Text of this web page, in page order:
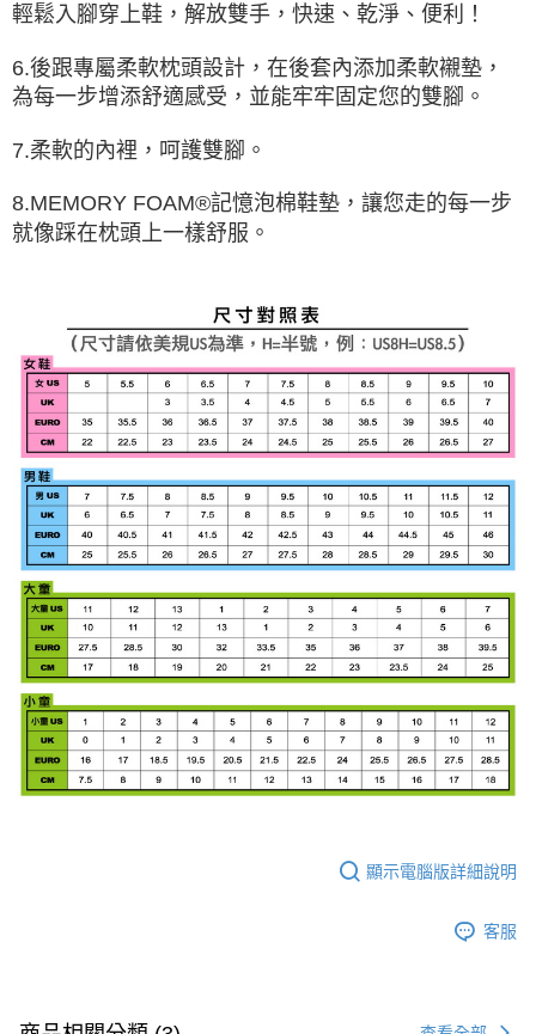
輕鬆入腳穿上鞋，解放雙手，快速、乾淨、便利！
6.後跟專屬柔軟枕頭設計，在後套內添加柔軟襯墊，
為每一步增添舒適感受，並能牢牢固定您的雙腳。
7.柔軟的內裡，呵護雙腳。
8.MEMORY FOAM®記憶泡棉鞋墊，讓您走的每一步
就像踩在枕頭上一樣舒服。
顯示電腦版詳細說明
客服